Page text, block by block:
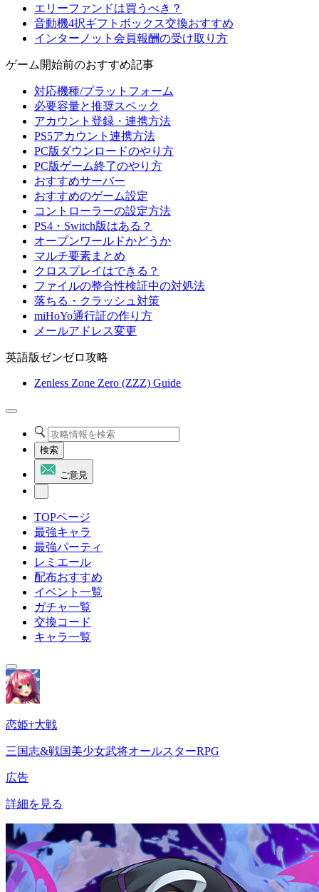
エリーファンドは買うべき？
音動機4択ギフトボックス交換おすすめ
インターノット会員報酬の受け取り方
ゲーム開始前のおすすめ記事
対応機種/プラットフォーム
必要容量と推奨スペック
アカウント登録・連携方法
PS5アカウント連携方法
PC版ダウンロードのやり方
PC版ゲーム終了のやり方
おすすめサーバー
おすすめのゲーム設定
コントローラーの設定方法
PS4・Switch版はある？
オープンワールドかどうか
マルチ要素まとめ
クロスプレイはできる？
ファイルの整合性検証中の対処法
落ちる・クラッシュ対策
miHoYo通行証の作り方
メールアドレス変更
英語版ゼンゼロ攻略
Zenless Zone Zero (ZZZ) Guide
検索
ご意見
TOPページ
最強キャラ
最強パーティ
レミエール
配布おすすめ
イベント一覧
ガチャ一覧
交換コード
キャラ一覧
恋姫†大戦
三国志&戦国美少女武将オールスターRPG
広告
詳細を見る